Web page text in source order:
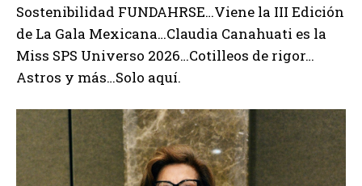
Sostenibilidad FUNDAHRSE…Viene la III Edición
de La Gala Mexicana…Claudia Canahuati es la
Miss SPS Universo 2026…Cotilleos de rigor…
Astros y más…Solo aquí.